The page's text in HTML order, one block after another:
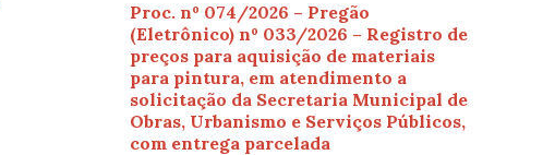
Proc. nº 074/2026 – Pregão
(Eletrônico) nº 033/2026 – Registro de
preços para aquisição de materiais
para pintura, em atendimento a
solicitação da Secretaria Municipal de
Obras, Urbanismo e Serviços Públicos,
com entrega parcelada